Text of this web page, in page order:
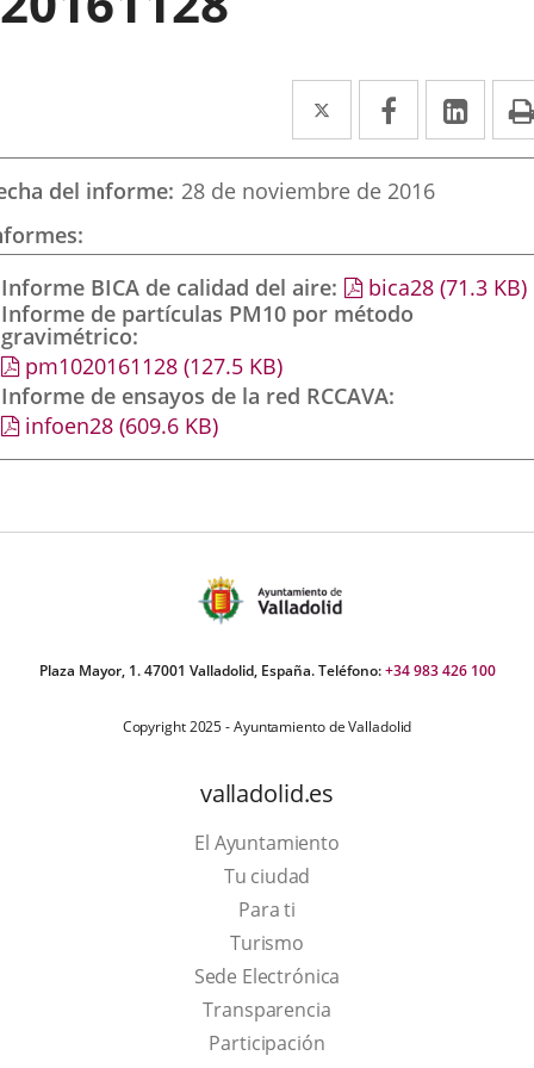
Twitter
Enlace
a
una
externa.
Facebook
Enlace
a
una
externa.
a
del informe 28 de noviembre de 2016
Informe BICA de calidad del aire
bica28 (71.3 KB)
Informe de partículas PM10 por método
gravimétrico
pm1020161128 (127.5 KB)
Informe de ensayos de la red RCCAVA
infoen28 (609.6 KB)
Plaza Mayor, 1. 47001 Valladolid, España. Teléfono:+34 983 426 100
Copyright 2025 - Ayuntamiento de Valladolid
valladolid.es
El Ayuntamiento
Tu ciudad
Para ti
TurismoThis
link
will
open
Sede Electrónica
Transparencia
Participación